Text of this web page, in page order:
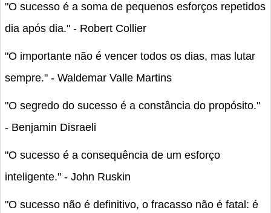
"O sucesso é a soma de pequenos esforços repetidos
dia após dia." - Robert Collier
"O importante não é vencer todos os dias, mas lutar
sempre." - Waldemar Valle Martins
"O segredo do sucesso é a constância do propósito."
- Benjamin Disraeli
"O sucesso é a consequência de um esforço
inteligente." - John Ruskin
"O sucesso não é definitivo, o fracasso não é fatal: é